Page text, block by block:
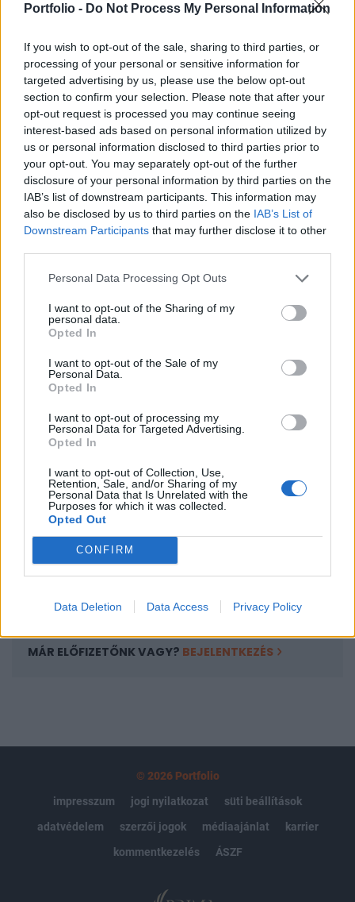
Portfolio - Do Not Process My Personal Information
If you wish to opt-out of the sale, sharing to third parties, or
processing of your personal or sensitive information for
targeted advertising by us, please use the below opt-out
section to confirm your selection. Please note that after your
opt-out request is processed you may continue seeing
interest-based ads based on personal information utilized by
us or personal information disclosed to third parties prior to
your opt-out. You may separately opt-out of the further
disclosure of your personal information by third parties on the
IAB’s list of downstream participants. This information may
also be disclosed by us to third parties on the IAB’s List of
Downstream Participants that may further disclose it to other
Personal Data Processing Opt Outs
I want to opt-out of the Sharing of my
personal data.
Opted In
I want to opt-out of the Sale of my
Personal Data.
Opted In
I want to opt-out of processing my
Personal Data for Targeted Advertising.
Opted In
I want to opt-out of Collection, Use,
Retention, Sale, and/or Sharing of my
Personal Data that Is Unrelated with the
Purposes for which it was collected.
Opted Out
CONFIRM
Data Deletion Data Access Privacy Policy
Portfolio
Az IKEA nem akar lemaradni az éles piaci
versenyben, ezért több új fejlesztése is van a
vállalatnak. Többek között ilyen egy új
alkalmazás, amely egy virtuális valóságot mutat a
felhasználóknak. Ezt a programot nem mással,
mint az Apple-lel fejleszti a svéd áruházlánc.
Az IKEA már előre gondolkodik és különböző fejlesztéseket
végez annak érdekében, hogy ne maradjon le a piaci
versenyben. Az egyik legnagyobb szereplő az e-
gyakorol a hagyományos kiskereskedelmi láncokra, ezért
innovációra van szükség, ha versenyben akarnak maradni.
Ennek apropóján folyamatosan fejleszt az IKEA, például
KEDVES OLVASÓNK!
A keresett cikk a portfolio.hu hírarchívumához
tartozik, melynek olvasása előfizetéses
regisztrációhoz kötött.
Az előfizetés a következőket tartalmazza:
Portfolio.hu teljes cikkarchívum
Kötéslisták: BÉT elmúlt 2 év napon belüli
kötéslistái
MÁR ELŐFIZETŐNK VAGY? BEJELENTKEZÉS
© 2026 Portfolio
impresszum
jogi nyilatkozat
süti beállítások
adatvédelem
szerzői jogok médiaajánlat
karrier
kommentkezelés
ÁSZF